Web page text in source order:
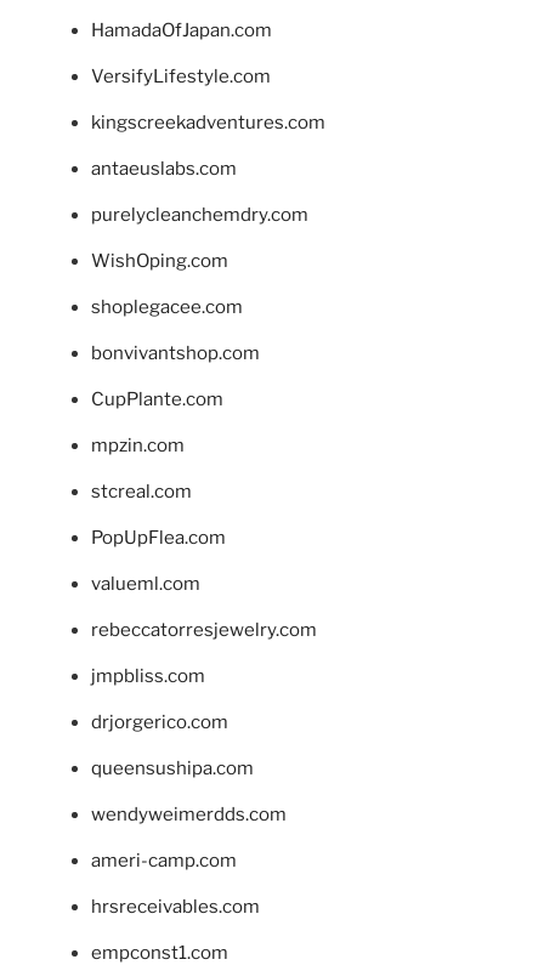
HamadaOfJapan.com
VersifyLifestyle.com
kingscreekadventures.com
antaeuslabs.com
purelycleanchemdry.com
WishOping.com
shoplegacee.com
bonvivantshop.com
CupPlante.com
mpzin.com
stcreal.com
PopUpFlea.com
valueml.com
rebeccatorresjewelry.com
jmpbliss.com
drjorgerico.com
queensushipa.com
wendyweimerdds.com
ameri-camp.com
hrsreceivables.com
empconst1.com